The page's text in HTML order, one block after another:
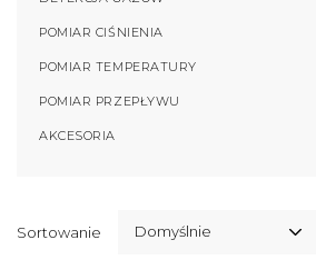
POMIAR CIŚNIENIA
POMIAR TEMPERATURY
POMIAR PRZEPŁYWU
AKCESORIA
Sortowanie Domyślnie